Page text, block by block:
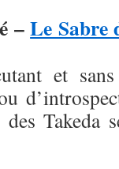
–Le Sabre
et
Takeda